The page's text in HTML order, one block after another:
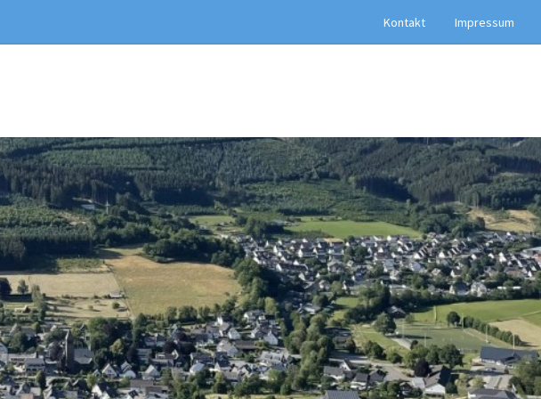
Kontakt Impressum